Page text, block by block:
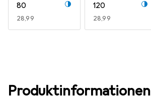
80
EUR
28,99
120
EUR
28,99
Produktinformationen